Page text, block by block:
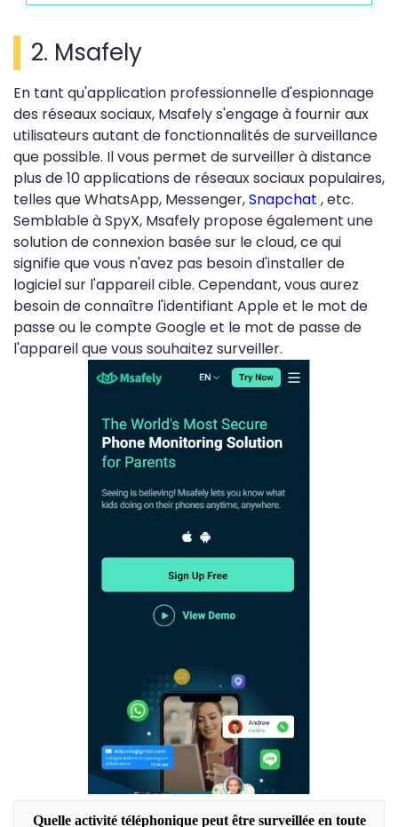
2. Msafely
En tant qu'application professionnelle d'espionnage
des réseaux sociaux, Msafely s'engage à fournir aux
utilisateurs autant de fonctionnalités de surveillance
que possible. Il vous permet de surveiller à distance
plus de 10 applications de réseaux sociaux populaires,
telles que WhatsApp, Messenger,Snapchat , etc.
Semblable à SpyX, Msafely propose également une
solution de connexion basée sur le cloud, ce qui
signifie que vous n'avez pas besoin d'installer de
logiciel sur l'appareil cible. Cependant, vous aurez
besoin de connaître l'identifiant Apple et le mot de
passe ou le compte Google et le mot de passe de
l'appareil que vous souhaitez surveiller.
Quelle activité téléphonique peut être surveillée en toute